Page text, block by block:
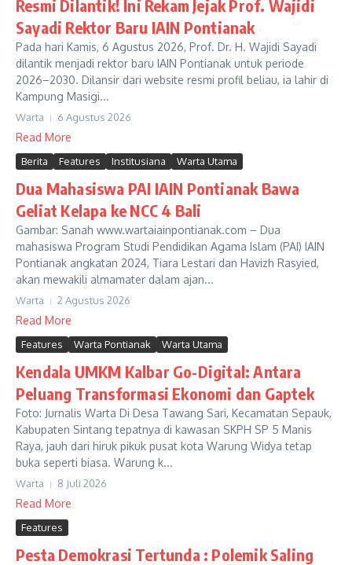
Resmi Dilantik! Ini Rekam Jejak Prof. Wajidi
Sayadi Rektor Baru IAIN Pontianak
Pada hari Kamis, 6 Agustus 2026, Prof. Dr. H. Wajidi Sayadi
dilantik menjadi rektor baru IAIN Pontianak untuk periode
2026–2030. Dilansir dari website resmi profil beliau, ia lahir di
Kampung Masigi...
Warta 6 Agustus 2026
Read More
Berita Features Institusiana Warta Utama
Dua Mahasiswa PAI IAIN Pontianak Bawa
Geliat Kelapa ke NCC 4 Bali
Gambar: Sanah www.wartaiainpontianak.com – Dua
mahasiswa Program Studi Pendidikan Agama Islam (PAI) IAIN
Pontianak angkatan 2024, Tiara Lestari dan Havizh Rasyied,
akan mewakili almamater dalam ajan...
Warta 2 Agustus 2026
Read More
Features Warta Pontianak Warta Utama
Kendala UMKM Kalbar Go-Digital: Antara
Peluang Transformasi Ekonomi dan Gaptek
Foto: Jurnalis Warta Di Desa Tawang Sari, Kecamatan Sepauk,
Kabupaten Sintang tepatnya di kawasan SKPH SP 5 Manis
Raya, jauh dari hiruk pikuk pusat kota Warung Widya tetap
buka seperti biasa. Warung k...
Warta 8 Juli 2026
Read More
Features
Pesta Demokrasi Tertunda : Polemik Saling